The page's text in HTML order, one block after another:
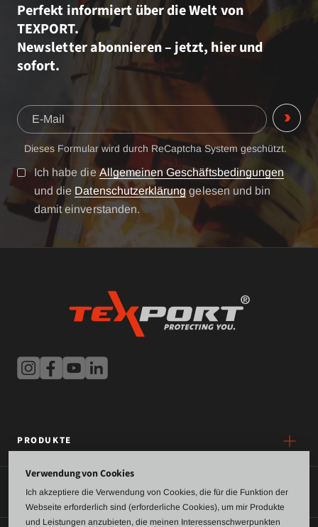
Perfekt informiert über die Welt von
TEXPORT.
Newsletter abonnieren – jetzt, hier und
sofort.
Dieses Formular wird durch ReCaptcha System geschützt.
Ich habe die Allgemeinen Geschäftsbedingungen
und die Datenschutzerklärunggelesen und bin
damit einverstanden.
PRODUKTE
SERVICE
Verwendung von Cookies
Ich akzeptiere die Verwendung von Cookies, die für die Funktion der
Webseite erforderlich sind (erforderliche Cookies), um mir Produkte
und Leistungen anzubieten, die meinen Interessenschwerpunkten